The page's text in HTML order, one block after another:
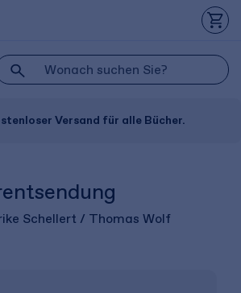
Versand für alle Bücher.
Schellert / Thomas Wolf